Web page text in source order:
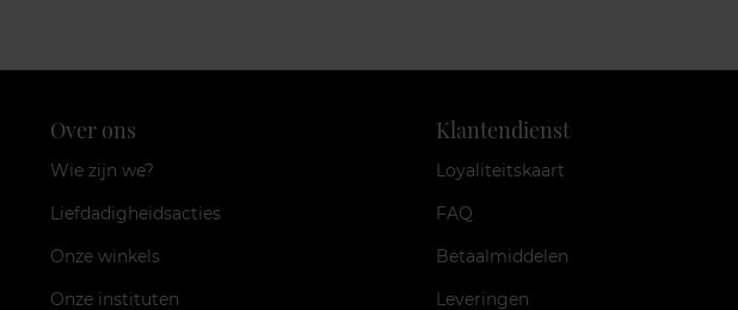
Over ons
Wie zijn we?
Liefdadigheidsacties
Onze winkels
Onze instituten
Klantendienst
Loyaliteitskaart
FAQ
Betaalmiddelen
Leveringen